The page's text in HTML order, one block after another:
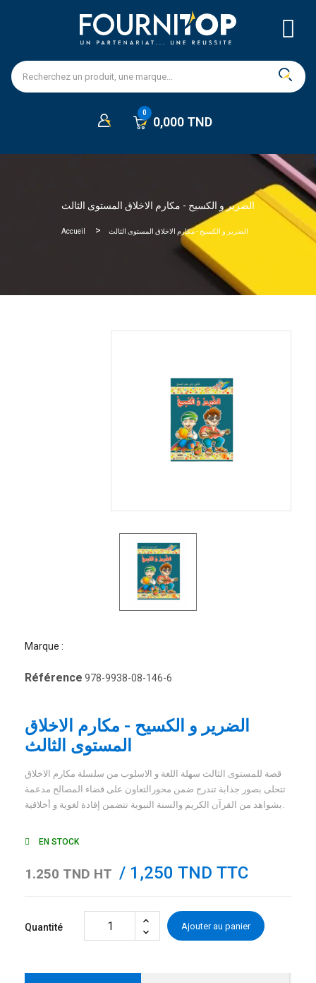
0,000 TND
الضرير و الكسيح - مكارم الاخلاق المستوى الثالث
Accueil الضرير و الكسيح - مكارم الاخلاق المستوى الثالث
Marque :
Référence 978-9938-08-146-6
الضرير و الكسيح - مكارم الاخلاق
المستوى الثالث
قصة للمستوى الثالث سهلة اللغة و الاسلوب من سلسلة مكارم الاخلاق
تتحلى بصور جذابة تندرج ضمن محورالتعاون على قضاء المصالح مدعمة
بشواهد من القرآن الكريم والسنة النبوية تتضمن إفادة لغوية و أخلاقية.
EN STOCK
1.250 TND HT / 1,250 TND TTC
Quantité Ajouter au panier